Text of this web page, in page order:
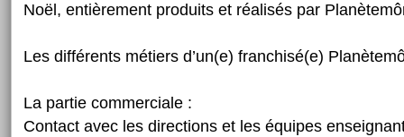
Noël, entièrement produits et réalisés par
Les différents métiers d’un(e) franchisé(e)
La partie commerciale :
Contact avec les directions et les équipes